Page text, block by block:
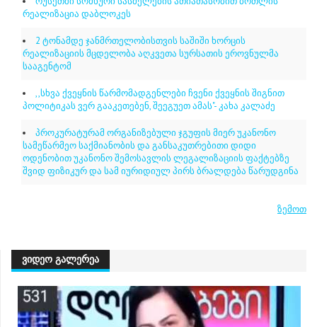
რეალიზაცია დაბლოკეს
2 ტონამდე ჯანმრთელობისთვის საშიში ხორცის
რეალიზაციის მცდელობა აღკვეთა სურსათის ეროვნულმა
სააგენტომ
,,სხვა ქვეყნის წარმომადგენლები ჩვენი ქვეყნის შიგნით
პოლიტიკას ვერ გააკეთებენ, შეეგუეთ ამას"- კახა კალაძე
პროკურატურამ ორგანიზებული ჯგუფის მიერ უკანონო
სამეწარმეო საქმიანობის და განსაკუთრებითი დიდი
ოდენობით უკანონო შემოსავლის ლეგალიზაციის ფაქტებზე
შვიდ ფიზიკურ და სამ იურიდიულ პირს ბრალდება წარუდგინა
ზემოთ
ᲕᲘᲓᲔᲝ ᲒᲐᲚᲔᲠᲔᲐ